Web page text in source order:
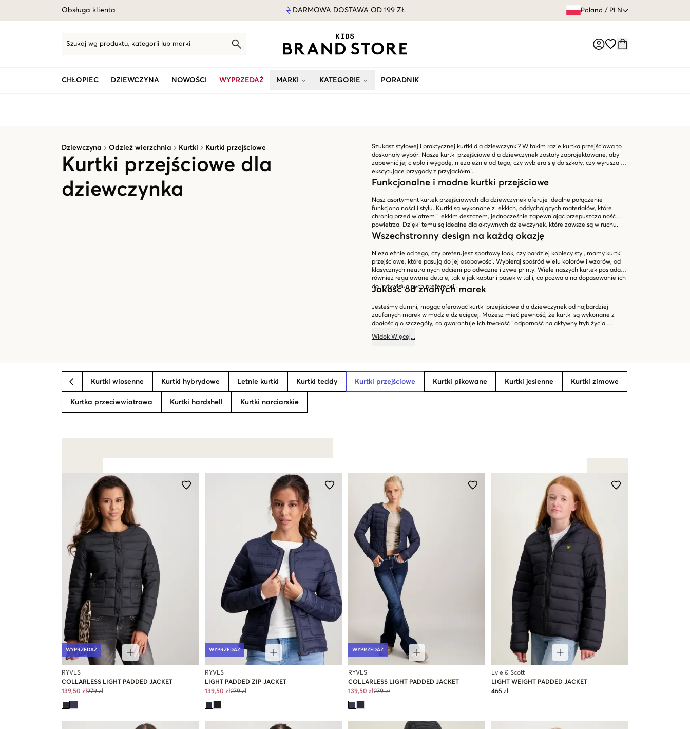
Obsługa klienta DARMOWA DOSTAWA OD 199 ZŁ Poland / PLN
Szukaj wg produktu, kategorii lub marki
CHŁOPIEC DZIEWCZYNA NOWOŚCI WYPRZEDAŻ MARKI KATEGORIE PORADNIK
Dziewczyna Odzież wierzchnia Kurtki Kurtki przejściowe
Kurtki przejściowe dla
dziewczynka
Szukasz stylowej i praktycznej kurtki dla dziewczynki? W takim razie kurtka przejściowa to
doskonały wybór! Nasze kurtki przejściowe dla dziewczynek zostały zaprojektowane, aby
zapewnić jej ciepło i wygodę, niezależnie od tego, czy wybiera się do szkoły, czy wyrusza na
ekscytujące przygody z przyjaciółmi.
Funkcjonalne i modne kurtki przejściowe
Nasz asortyment kurtek przejściowych dla dziewczynek oferuje idealne połączenie
funkcjonalności i stylu. Kurtki są wykonane z lekkich, oddychających materiałów, które
chronią przed wiatrem i lekkim deszczem, jednocześnie zapewniając przepuszczalność
powietrza. Dzięki temu są idealne dla aktywnych dziewczynek, które zawsze są w ruchu.
Wszechstronny design na każdą okazję
Niezależnie od tego, czy preferujesz sportowy look, czy bardziej kobiecy styl, mamy kurtki
przejściowe, które pasują do jej osobowości. Wybieraj spośród wielu kolorów i wzorów, od
klasycznych neutralnych odcieni po odważne i żywe printy. Wiele naszych kurtek posiada
również regulowane detale, takie jak kaptur i pasek w talii, co pozwala na dopasowanie ich
do indywidualnych preferencji.
Jakość od znanych marek
Jesteśmy dumni, mogąc oferować kurtki przejściowe dla dziewczynek od najbardziej
zaufanych marek w modzie dziecięcej. Możesz mieć pewność, że kurtki są wykonane z
dbałością o szczegóły, co gwarantuje ich trwałość i odporność na aktywny tryb życia.
świeżym powietrzu, mamy idealny wybór kurtek przejściowych dla dziewczynek. Odkryj
Widok Więcej...
BACK Kurtki wiosenne Kurtki hybrydowe Letnie kurtki Kurtki teddy Kurtki przejściowe Kurtki pikowane Kurtki jesienne Kurtki zimowe
Kurtka przeciwwiatrowa Kurtki hardshell Kurtki narciarskie
WYPRZEDAŻ
RYVLS
COLLARLESS LIGHT PADDED JACKET
139,50 zł279 zł
WYPRZEDAŻ
RYVLS
LIGHT PADDED ZIP JACKET
139,50 zł279 zł
WYPRZEDAŻ
RYVLS
COLLARLESS LIGHT PADDED JACKET
139,50 zł279 zł
Lyle & Scott
LIGHT WEIGHT PADDED JACKET
465 zł